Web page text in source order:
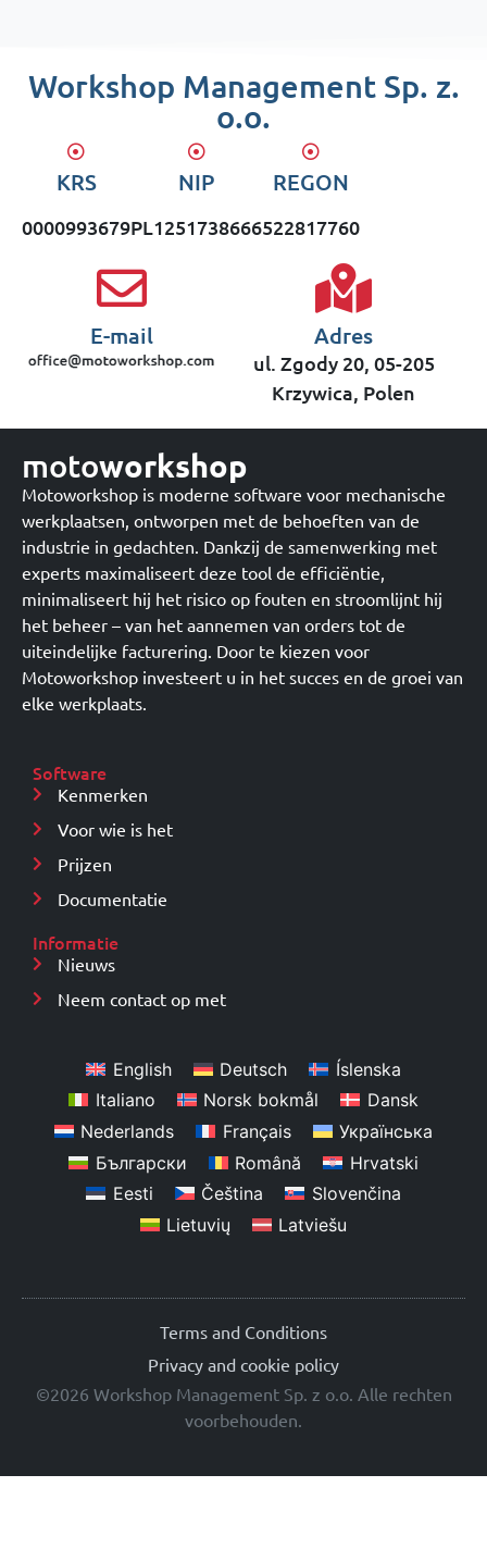
Workshop Management Sp. z.
o.o.
KRS
0000993679
NIP
PL1251738666
REGON
522817760
E-mail Adres
ul. Zgody 20, 05-205
Krzywica, Polen
Software
Kenmerken
Voor wie is het
Prijzen
Documentatie
Informatie
Nieuws
Neem contact op met
motoworkshop
Motoworkshop is moderne software voor mechanische
werkplaatsen, ontworpen met de behoeften van de
industrie in gedachten. Dankzij de samenwerking met
experts maximaliseert deze tool de efficiëntie,
minimaliseert hij het risico op fouten en stroomlijnt hij
het beheer – van het aannemen van orders tot de
uiteindelijke facturering. Door te kiezen voor
Motoworkshop investeert u in het succes en de groei van
elke werkplaats.
English Deutsch
Íslenska
Italiano
Norsk bokmål
Dansk
Nederlands
Français
Українська
Български
Română
Hrvatski
Eesti
Čeština
Slovenčina
Lietuvių
Latviešu
Terms and Conditions
Privacy and cookie policy
©2026 Workshop Management Sp. z o.o. Alle rechten
voorbehouden.